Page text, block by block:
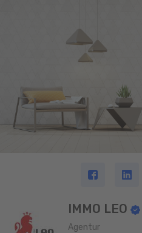
IMMO LEO
Agentur